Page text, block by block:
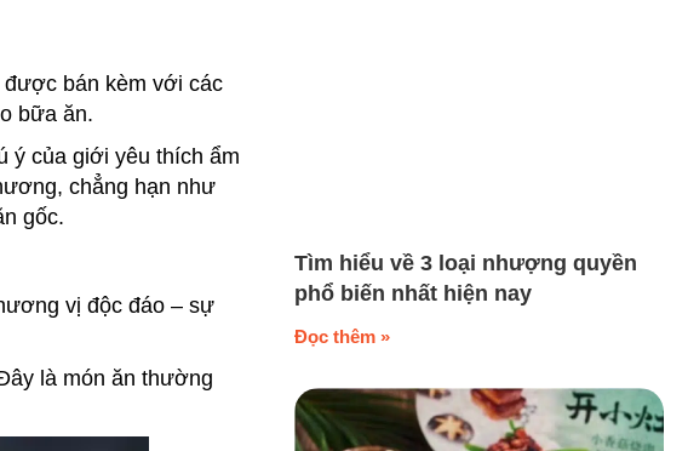
bán kèm với các
bữa ăn.
ý của giới yêu thích ẩm
chẳng hạn như
gốc.
vị độc đáo – sự
là món ăn thường
Tìm hiểu về 3 loại nhượng quyền
phổ biến nhất hiện nay
Đọc thêm »